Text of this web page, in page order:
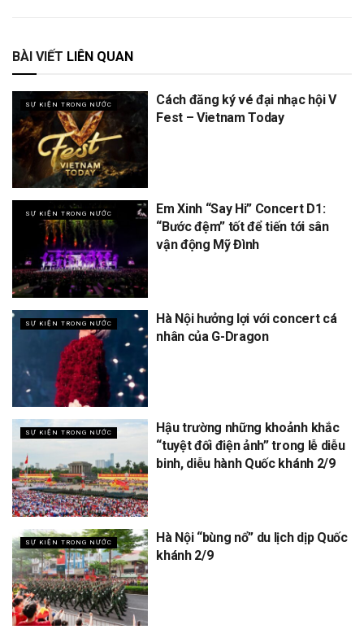
BÀI VIẾT LIÊN QUAN
SỰ KIỆN TRONG NƯỚC
Cách đăng ký vé đại nhạc hội V
Fest – Vietnam Today
SỰ KIỆN TRONG NƯỚC
Em Xinh “Say Hi” Concert D1:
“Bước đệm” tốt để tiến tới sân
vận động Mỹ Đình
SỰ KIỆN TRONG NƯỚC
Hà Nội hưởng lợi với concert cá
nhân của G-Dragon
SỰ KIỆN TRONG NƯỚC
Hậu trường những khoảnh khắc
“tuyệt đối điện ảnh” trong lễ diễu
binh, diễu hành Quốc khánh 2/9
SỰ KIỆN TRONG NƯỚC
Hà Nội “bùng nổ” du lịch dịp Quốc
khánh 2/9